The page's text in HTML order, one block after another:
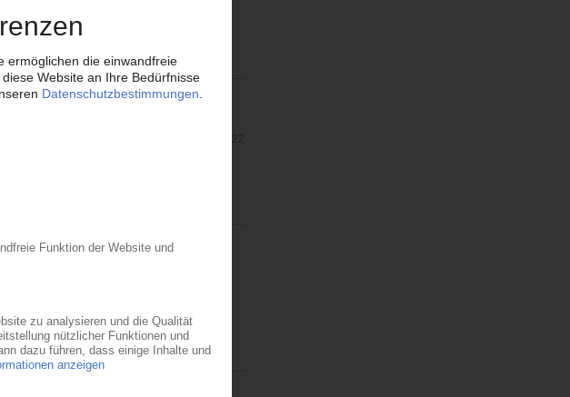
Conference statt – in diesem Jahr in
zwischen…
Flugzeugherstellern Boeing und
lassen für deren Zulieferer nichts…